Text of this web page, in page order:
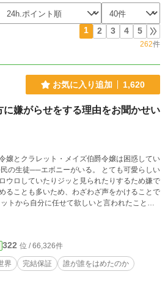
1 2 3 4 5
262件
お気に入り追加 1,620
に嫌がらせをする理由をお聞かせい
嬢とクラレット・メイズ伯爵令嬢は困惑してい
の生徒──エボニーがいる。 とても可愛らしい
ウロしていたりジッと見られたりするため嫌で
ることも多いため、わざわざ声をかけることで
トから自分に任せて欲しいと言われたことも
声をかけたことを皮切りに身に覚えの無い噂
ティ公爵夫人として日頃から所作にも気を付
噂を信じられてしまうなんてと反省するが、そ
ロスティ公爵令息のジェードと仲の良いエボニ
お聞か
ャナリィは 「それはこちらの台詞だ。どうし
にジェードに問い返されたのだった。 ★こ
322 位 / 66,326件
界 完結保証
誰が誰をはめたのか